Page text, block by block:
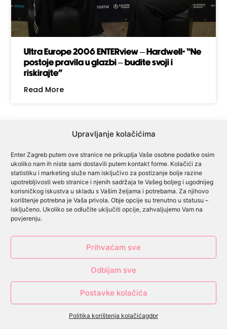
Upravljanje kolačićima
Enter Zagreb putem ove stranice ne prikuplja Vaše osobne podatke osim
ukoliko nam ih niste sami dostavili putem kontakt forme. Kolačići za
statistiku i marketing služe nam isključivo za postizanje bolje razine
upotrebljivosti web stranice i njenih sadržaja te Vašeg boljeg i ugodnijeg
korisničkog iskustva u skladu s Vašim željama i potrebama. Za njihovo
korištenje potrebna je Vaša privola. Obje opcije su trenutno u statusu –
isključeno. Ukoliko se odlučite uključiti opcije, zahvaljujemo Vam na
povjerenju.
Prihvaćam sve
Odbijam sve
Postavke kolačića
Politika korištenja kolačićagdpr
Ultra Europe 2006 ENTERview – Hardwell- “Ne
postoje pravila u glazbi – budite svoji i
riskirajte”
Read More
Cjenik oglašavanja
Cjenik predsjednički izbori
Cjenik lokalni izbori
Izjava o privatnosti
Impressum
Društvo je upisano u sudski registar Trgovačkog suda u Zagrebu, pod brojem
d.d. Temeljni kapital društva iznosi 3.000,00 € i uplaćen je u cijelosti. IBAN: